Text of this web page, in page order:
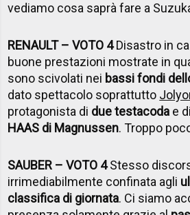
vediamo cosa saprà fare a
RENAULT – VOTO 4Disastro in
buone prestazioni mostrate in
sono scivolati nei bassi fondi
dato spettacolo soprattutto
protagonista di due testacoda e
HAAS di Magnussen. Troppo
SAUBER – VOTO 4Stesso
irrimediabilmente confinata agli
classifica di giornata. Ci siamo